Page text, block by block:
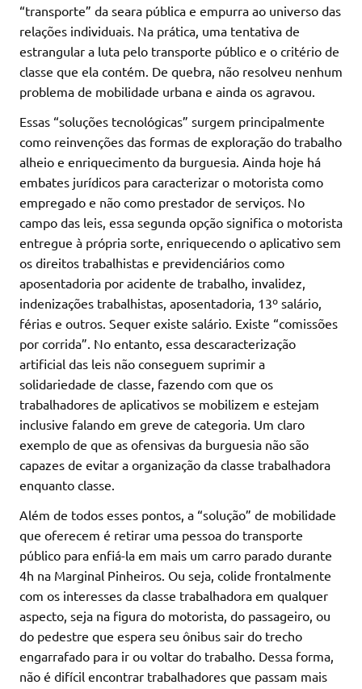
“transporte” da seara pública e empurra ao universo das
relações individuais. Na prática, uma tentativa de
estrangular a luta pelo transporte público e o critério de
classe que ela contém. De quebra, não resolveu nenhum
problema de mobilidade urbana e ainda os agravou.
Essas “soluções tecnológicas” surgem principalmente
como reinvenções das formas de exploração do trabalho
alheio e enriquecimento da burguesia. Ainda hoje há
embates jurídicos para caracterizar o motorista como
empregado e não como prestador de serviços. No
campo das leis, essa segunda opção significa o motorista
entregue à própria sorte, enriquecendo o aplicativo sem
os direitos trabalhistas e previdenciários como
aposentadoria por acidente de trabalho, invalidez,
indenizações trabalhistas, aposentadoria, 13º salário,
férias e outros. Sequer existe salário. Existe “comissões
por corrida”. No entanto, essa descaracterização
artificial das leis não conseguem suprimir a
solidariedade de classe, fazendo com que os
trabalhadores de aplicativos se mobilizem e estejam
inclusive falando em greve de categoria. Um claro
exemplo de que as ofensivas da burguesia não são
capazes de evitar a organização da classe trabalhadora
enquanto classe.
Além de todos esses pontos, a “solução” de mobilidade
que oferecem é retirar uma pessoa do transporte
público para enfiá-la em mais um carro parado durante
4h na Marginal Pinheiros. Ou seja, colide frontalmente
com os interesses da classe trabalhadora em qualquer
aspecto, seja na figura do motorista, do passageiro, ou
do pedestre que espera seu ônibus sair do trecho
engarrafado para ir ou voltar do trabalho. Dessa forma,
não é difícil encontrar trabalhadores que passam mais